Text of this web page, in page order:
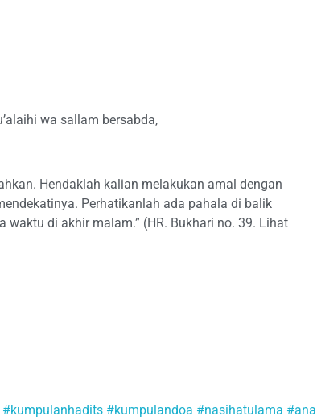
wa sallam bersabda,
Hendaklah kalian melakukan amal dengan
Perhatikanlah ada pahala di balik
di akhir malam.” (HR. Bukhari no. 39. Lihat
#kumpulanhadits #kumpulandoa #nasihatulama